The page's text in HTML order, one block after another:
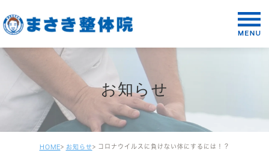
お知らせ
HOME お知らせ コロナウイルスに負けない体にするには！？